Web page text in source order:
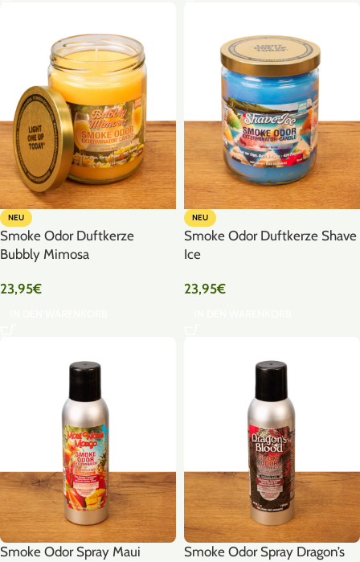
NEU
Smoke Odor Duftkerze
Bubbly Mimosa
23,95€
NEU
Smoke Odor Duftkerze Shave
Ice
23,95€
Smoke Odor Spray Maui Smoke Odor Spray Dragon’s